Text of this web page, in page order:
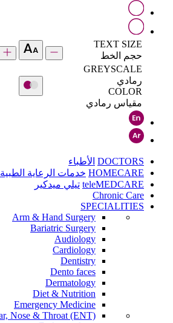
TEXT SIZE
حجم الخط
GREYSCALE
رمادي
COLOR
مقياس رمادي
DOCTORS الأطباء
HOMECARE خدمات الرعاية الطبية
teleMEDCARE تيلي ميدكير
Chronic Care
SPECIALITIES
Arm & Hand Surgery
Bariatric Surgery
Audiology
Cardiology
Dentistry
Dento faces
Dermatology
Diet & Nutrition
Emergency Medicine
Nose & Throat (ENT)